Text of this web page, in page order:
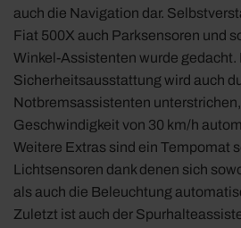
auch die Navigation dar.
Fiat 500X auch Parksensoren und
Winkel-Assistenten wurde gedacht.
Sicherheitsausstattung wird auch
Notbremsassistenten
Geschwindigkeit von 30 km/h
Weitere Extras sind ein Tempomat
Lichtsensoren dank denen sich
als auch die Beleuchtung
Zuletzt ist auch der